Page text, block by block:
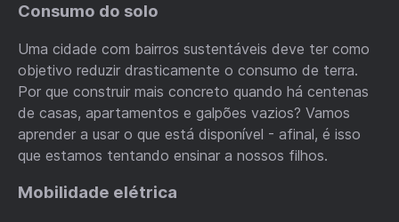
Consumo do solo
Uma cidade com bairros sustentáveis deve ter como
objetivo reduzir drasticamente o consumo de terra.
Por que construir mais concreto quando há centenas
de casas, apartamentos e galpões vazios? Vamos
aprender a usar o que está disponível - afinal, é isso
que estamos tentando ensinar a nossos filhos.
Mobilidade elétrica